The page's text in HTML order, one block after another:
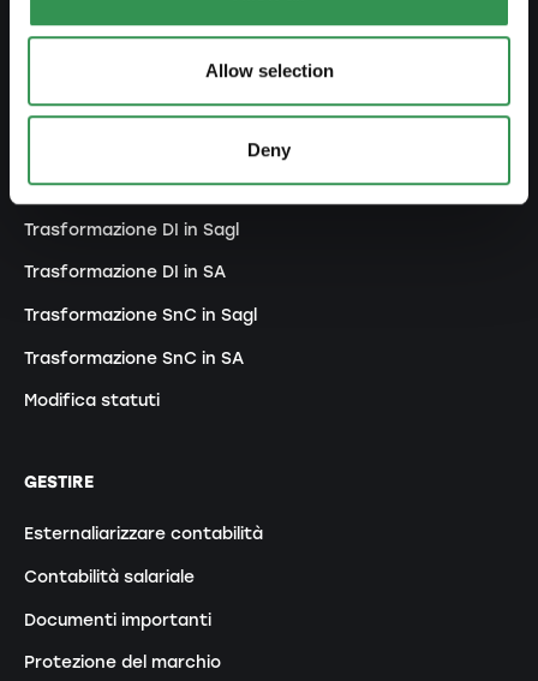
Allow selection
Deny
Modifiche registro di commercio
Trasformazione DI in Sagl
Trasformazione DI in SA
Trasformazione SnC in Sagl
Trasformazione SnC in SA
Modifica statuti
GESTIRE
Esternaliarizzare contabilità
Contabilità salariale
Documenti importanti
Protezione del marchio